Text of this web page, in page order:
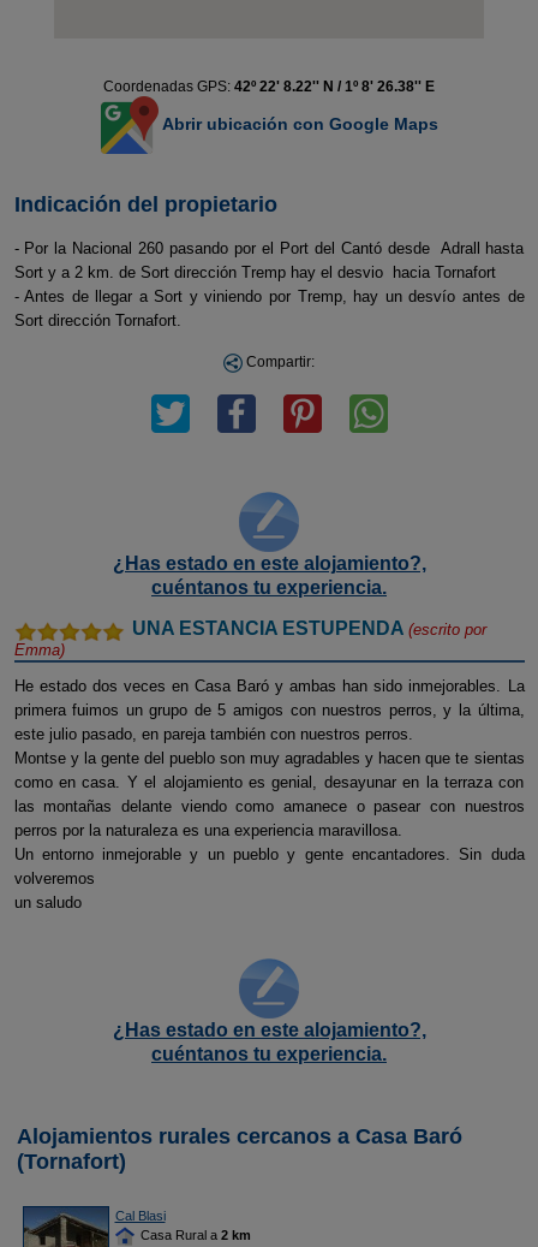
Coordenadas GPS: 42º 22' 8.22'' N / 1º 8' 26.38'' E
Abrir ubicación con Google Maps
Indicación del propietario
- Por la Nacional 260 pasando por el Port del Cantó desde Adrall hasta
Sort y a 2 km. de Sort dirección Tremp hay el desvio hacia Tornafort
- Antes de llegar a Sort y viniendo por Tremp, hay un desvío antes de
Sort dirección Tornafort.
Compartir:
¿Has estado en este alojamiento?,
cuéntanos tu experiencia.
UNA ESTANCIA ESTUPENDA (escrito por
Emma)
He estado dos veces en Casa Baró y ambas han sido inmejorables. La
primera fuimos un grupo de 5 amigos con nuestros perros, y la última,
este julio pasado, en pareja también con nuestros perros.
Montse y la gente del pueblo son muy agradables y hacen que te sientas
como en casa. Y el alojamiento es genial, desayunar en la terraza con
las montañas delante viendo como amanece o pasear con nuestros
perros por la naturaleza es una experiencia maravillosa.
Un entorno inmejorable y un pueblo y gente encantadores. Sin duda
volveremos
un saludo
¿Has estado en este alojamiento?,
cuéntanos tu experiencia.
Alojamientos rurales cercanos a Casa Baró
(Tornafort)
Cal Blasi
Casa Rural a 2 km